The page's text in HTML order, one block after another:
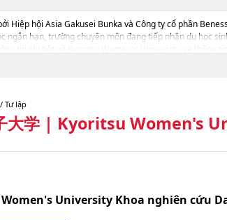
Hiệp hội Asia Gakusei Bunka và Công ty cổ phần
ngắn hạn, trường chuyên môn đang tiếp nhận du học
tin chi tiết về Kyoritsu Women's University, và thông
/ Tư lập
大学 | Kyoritsu Women's
University Khoa nghiên cứu